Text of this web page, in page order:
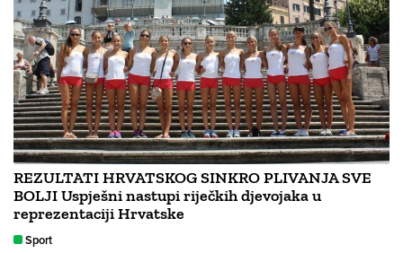
REZULTATI HRVATSKOG SINKRO PLIVANJA SVE
BOLJI Uspješni nastupi riječkih djevojaka u
reprezentaciji Hrvatske
Sport